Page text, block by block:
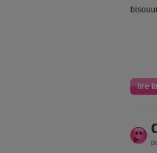
lire